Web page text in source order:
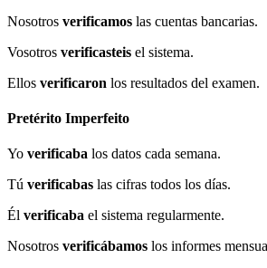
Nosotros verificamos las cuentas bancarias.
Vosotros verificasteis el sistema.
Ellos verificaron los resultados del examen.
Pretérito Imperfeito
Yo verificaba los datos cada semana.
Tú verificabas las cifras todos los días.
Él verificaba el sistema regularmente.
Nosotros verificábamos los informes